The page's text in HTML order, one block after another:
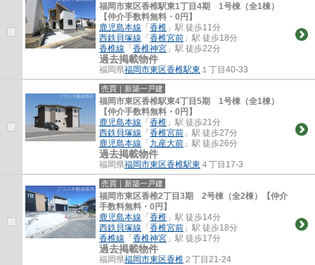
福岡市東区香椎駅東1丁目4期 1号棟（全1棟）
【仲介手数料無料・0円】
鹿児島本線 「 香椎 」駅 徒歩11分
西鉄貝塚線 「 香椎宮前 」駅 徒歩18分
香椎線 「 香椎神宮 」駅 徒歩22分
過去掲載物件
福岡県福岡市東区香椎駅東 １丁目40-33
売買｜新築一戸建
福岡市東区香椎駅東4丁目5期 1号棟（全1棟）
【仲介手数料無料・0円】
鹿児島本線 「 香椎 」駅 徒歩21分
西鉄貝塚線 「 香椎宮前 」駅 徒歩27分
鹿児島本線 「 九産大前 」駅 徒歩26分
過去掲載物件
福岡県福岡市東区香椎駅東 ４丁目17-3
売買｜新築一戸建
福岡市東区香椎2丁目3期 2号棟（全2棟）【仲介
手数料無料・0円】
鹿児島本線 「 香椎 」駅 徒歩14分
西鉄貝塚線 「 香椎宮前 」駅 徒歩18分
香椎線 「 香椎神宮 」駅 徒歩17分
過去掲載物件
福岡県福岡市東区香椎 ２丁目21-24